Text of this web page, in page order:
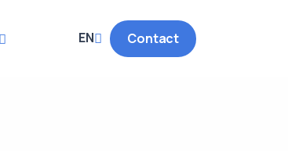
EN Contact